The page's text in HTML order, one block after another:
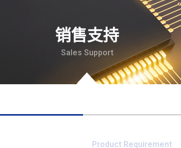
销售支持
Sales Support
Product Requirement